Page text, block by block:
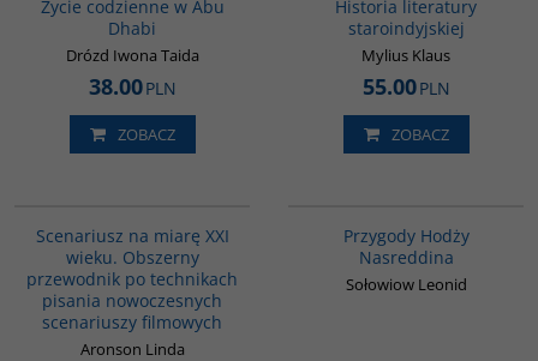
Życie codzienne w Abu
Dhabi
Drózd Iwona Taida
38.00PLN
ZOBACZ
Historia literatury
staroindyjskiej
Mylius Klaus
55.00PLN
ZOBACZ
Scenariusz na miarę XXI
wieku. Obszerny
przewodnik po technikach
pisania nowoczesnych
scenariuszy filmowych
Aronson Linda
Przygody Hodży
Nasreddina
Sołowiow Leonid